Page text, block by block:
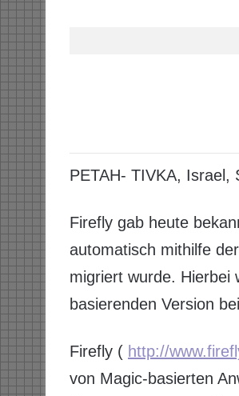
PETAH- TIVKA, Israel,
Firefly gab heute
automatisch mithilfe
migriert wurde. Hierbei
basierenden Version
Firefly ( http://
von Magic-basierten